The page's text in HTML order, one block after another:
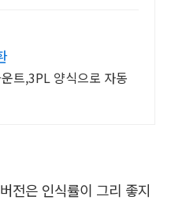
트,3PL 양식으로 자동
전은 인식률이 그리 좋지